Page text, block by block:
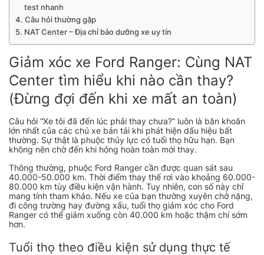
test nhanh
Câu hỏi thường gặp
NAT Center – Địa chỉ bảo dưỡng xe uy tín
Giảm xóc xe Ford Ranger: Cùng NAT
Center tìm hiểu khi nào cần thay?
(Đừng đợi đến khi xe mất an toàn)
Câu hỏi “Xe tôi đã đến lúc phải thay chưa?” luôn là băn khoăn
lớn nhất của các chủ xe bán tải khi phát hiện dấu hiệu bất
thường. Sự thật là phuộc thủy lực có tuổi thọ hữu hạn. Bạn
không nên chờ đến khi hỏng hoàn toàn mới thay.
Thông thường, phuộc Ford Ranger cần được quan sát sau
40.000-50.000 km. Thời điểm thay thế rơi vào khoảng 60.000-
80.000 km tùy điều kiện vận hành. Tuy nhiên, con số này chỉ
mang tính tham khảo. Nếu xe của bạn thường xuyên chở nặng,
đi công trường hay đường xấu, tuổi thọ giảm xóc cho Ford
Ranger có thể giảm xuống còn 40.000 km hoặc thậm chí sớm
hơn.
Tuổi thọ theo điều kiện sử dụng thực tế